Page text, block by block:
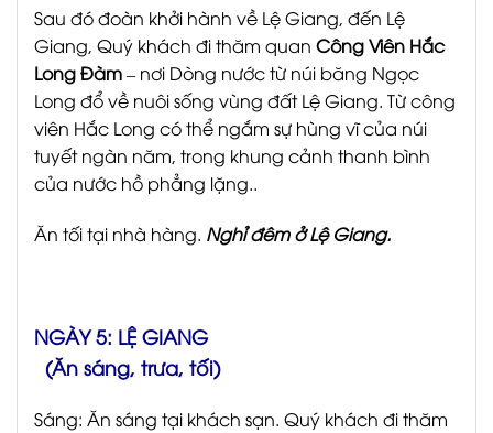
Sau đó đoàn khởi hành về Lệ Giang, đến Lệ
Giang, Quý khách đi thăm quan Công Viên Hắc
Long Đàm– nơi Dòng nước từ núi băng Ngọc
Long đổ về nuôi sống vùng đất Lệ Giang. Từ công
viên Hắc Long có thể ngắm sự hùng vĩ của núi
tuyết ngàn năm, trong khung cảnh thanh bình
của nước hồ phẳng lặng..
Ăn tối tại nhà hàng. Nghỉ đêm ở Lệ Giang.
NGÀY 5: LỆ GIANG
(Ăn sáng, trưa, tối)
Sáng: Ăn sáng tại khách sạn. Quý khách đi thăm